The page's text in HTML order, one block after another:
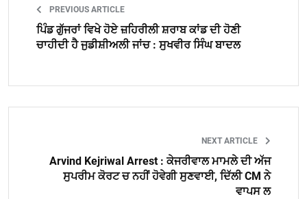
PREVIOUS ARTICLE
ਪਿੰਡ ਗੁੱਜਰਾਂ ਵਿਖੇ ਹੋਏ ਜ਼ਹਿਰੀਲੀ ਸ਼ਰਾਬ ਕਾਂਡ ਦੀ ਹੋਣੀ
ਚਾਹੀਦੀ ਹੈ ਜੁਡੀਸ਼ੀਅਲੀ ਜਾਂਚ : ਸੁਖਵੀਰ ਸਿੰਘ ਬਾਦਲ
NEXT ARTICLE
Arvind Kejriwal Arrest : ਕੇਜਰੀਵਾਲ ਮਾਮਲੇ ਦੀ ਅੱਜ
ਸੁਪਰੀਮ ਕੋਰਟ ਚ ਨਹੀਂ ਹੋਵੇਗੀ ਸੁਣਵਾਈ, ਦਿੱਲੀ CM ਨੇ
ਵਾਪਸ ਲ